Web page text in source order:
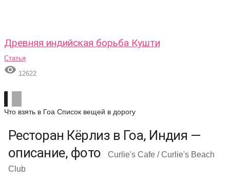
Древняя индийская борьба Кушти
Статья
 12622
Что взять в Гоа Список вещей в дорогу
Ресторан Кёрлиз в Гоа, Индия —
описание, фото
Curlie's Cafe / Curlie's Beach
Club